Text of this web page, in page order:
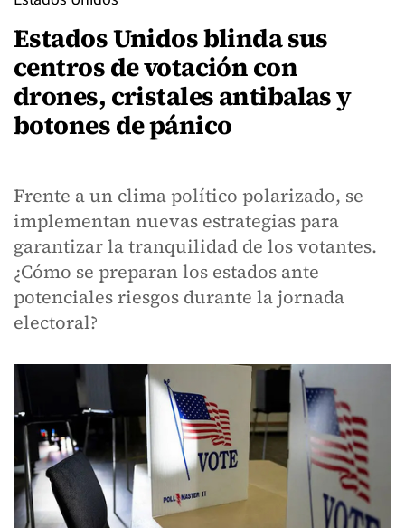
Estados Unidos blinda sus
centros de votación con
drones, cristales antibalas y
botones de pánico
Frente a un clima político polarizado, se
implementan nuevas estrategias para
garantizar la tranquilidad de los votantes.
¿Cómo se preparan los estados ante
potenciales riesgos durante la jornada
electoral?